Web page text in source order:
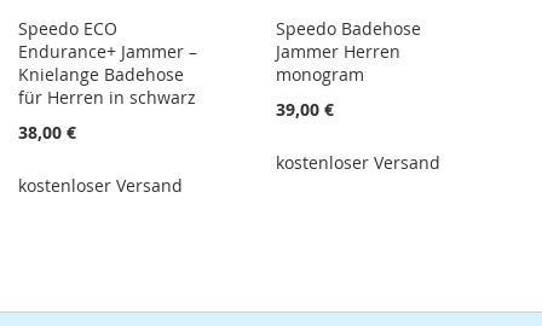
Speedo ECO
Endurance+ Jammer –
Knielange Badehose
für Herren in schwarz
38,00 €
kostenloser Versand
Speedo Badehose
Jammer Herren
monogram
39,00 €
kostenloser Versand